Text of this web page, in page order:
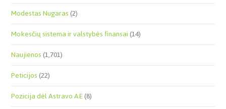
Modestas Nugaras(2)
Mokesčių sistema ir valstybės finansai(14)
Naujienos(1,701)
Peticijos(22)
Pozicija dėl Astravo AE(8)